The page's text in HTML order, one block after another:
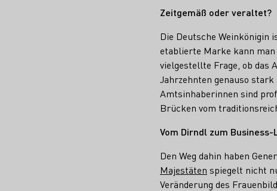
Zeitgemäß oder veraltet?
Die Deutsche Weinkönigin
etablierte Marke kann
vielgestellte Frage, ob das
Jahrzehnten genauso
Amtsinhaberinnen sind
Brücken vom
Vom Dirndl zum Business-
Den Weg dahin haben
Majestäten spiegelt nicht
Veränderung des